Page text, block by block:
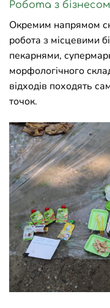
Робота з бізнесом
Окремим напрямом
робота з місцевими
пекарнями,
морфологічного
відходів походять
точок.